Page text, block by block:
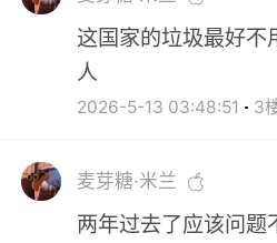
这国家的垃圾最好不
人
2026-5-13 03:48:51 3
麦芽糖·米兰
两年过去了应该问题